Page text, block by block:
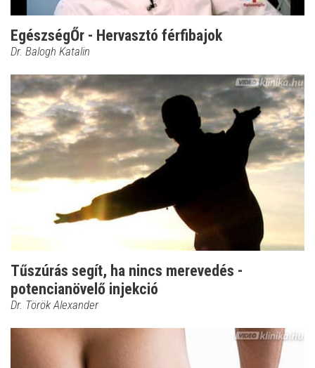
EgészségŐr - Hervasztó férfibajok
Dr. Balogh Katalin
Tűszúrás segít, ha nincs merevedés -
potencianövelő injekció
Dr. Török Alexander